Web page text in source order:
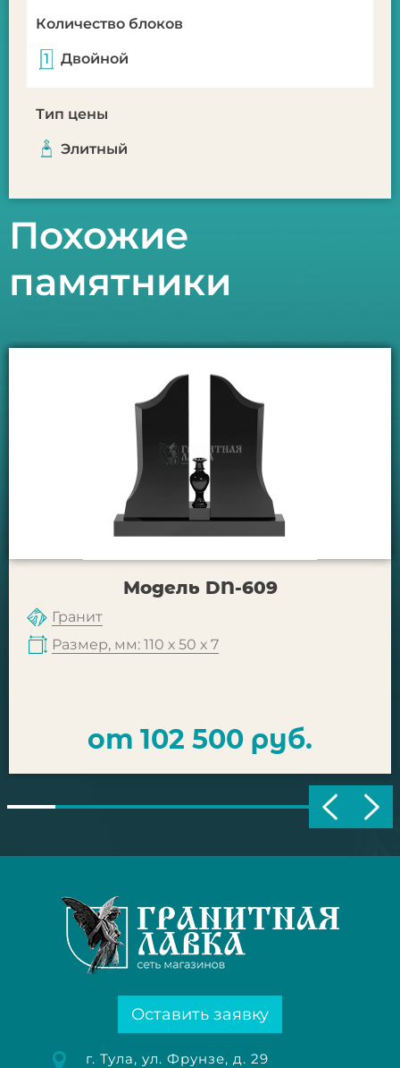
Количество блоков
Двойной
Тип цены
Элитный
Похожие
памятники
Модель DN-609
Гранит
Размер, мм: 110 х 50 х 7
от 102 500 руб.
Оставить заявку
г. Тула, ул. Фрунзе, д. 29